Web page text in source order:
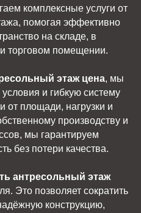
комплексные услуги от
помогая эффективно
на складе, в
торговом помещении.
этаж цена, мы
и гибкую систему
от площади, нагрузки и
производству и
мы гарантируем
без потери качества.
антресольный этаж
Это позволяет сократить
конструкцию,